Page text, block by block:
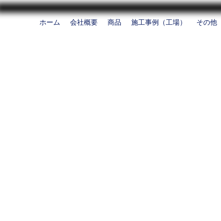
ホーム 会社概要 商品 施工事例（工場） その他